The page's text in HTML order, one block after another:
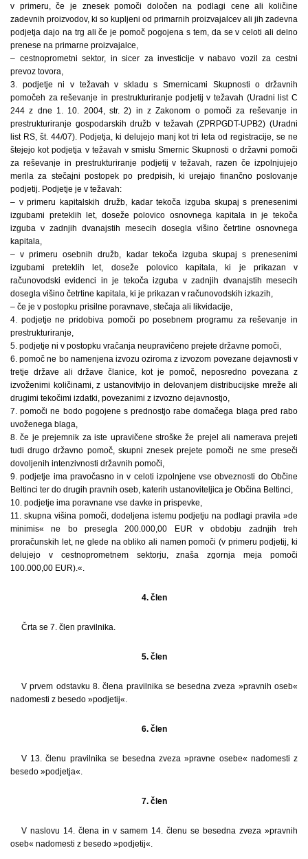
v primeru, če je znesek pomoči določen na podlagi cene ali količine
zadevnih proizvodov, ki so kupljeni od primarnih proizvajalcev ali jih zadevna
podjetja dajo na trg ali če je pomoč pogojena s tem, da se v celoti ali delno
prenese na primarne proizvajalce,
– cestnoprometni sektor, in sicer za investicije v nabavo vozil za cestni
prevoz tovora,
3. podjetje ni v težavah v skladu s Smernicami Skupnosti o državnih
pomočeh za reševanje in prestrukturiranje podjetij v težavah (Uradni list C
244 z dne 1. 10. 2004, str. 2) in z Zakonom o pomoči za reševanje in
prestrukturiranje gospodarskih družb v težavah (ZPRPGDT-UPB2) (Uradni
list RS, št. 44/07). Podjetja, ki delujejo manj kot tri leta od registracije, se ne
štejejo kot podjetja v težavah v smislu Smernic Skupnosti o državni pomoči
za reševanje in prestrukturiranje podjetij v težavah, razen če izpolnjujejo
merila za stečajni postopek po predpisih, ki urejajo finančno poslovanje
podjetij. Podjetje je v težavah:
– v primeru kapitalskih družb, kadar tekoča izguba skupaj s prenesenimi
izgubami preteklih let, doseže polovico osnovnega kapitala in je tekoča
izguba v zadnjih dvanajstih mesecih dosegla višino četrtine osnovnega
kapitala,
– v primeru osebnih družb, kadar tekoča izguba skupaj s prenesenimi
izgubami preteklih let, doseže polovico kapitala, ki je prikazan v
računovodski evidenci in je tekoča izguba v zadnjih dvanajstih mesecih
dosegla višino četrtine kapitala, ki je prikazan v računovodskih izkazih,
– če je v postopku prisilne poravnave, stečaja ali likvidacije,
4. podjetje ne pridobiva pomoči po posebnem programu za reševanje in
prestrukturiranje,
5. podjetje ni v postopku vračanja neupravičeno prejete državne pomoči,
6. pomoč ne bo namenjena izvozu oziroma z izvozom povezane dejavnosti v
tretje države ali države članice, kot je pomoč, neposredno povezana z
izvoženimi količinami, z ustanovitvijo in delovanjem distribucijske mreže ali
drugimi tekočimi izdatki, povezanimi z izvozno dejavnostjo,
7. pomoči ne bodo pogojene s prednostjo rabe domačega blaga pred rabo
uvoženega blaga,
8. če je prejemnik za iste upravičene stroške že prejel ali namerava prejeti
tudi drugo državno pomoč, skupni znesek prejete pomoči ne sme preseči
dovoljenih intenzivnosti državnih pomoči,
9. podjetje ima pravočasno in v celoti izpolnjene vse obveznosti do Občine
Beltinci ter do drugih pravnih oseb, katerih ustanoviteljica je Občina Beltinci,
10. podjetje ima poravnane vse davke in prispevke,
11. skupna višina pomoči, dodeljena istemu podjetju na podlagi pravila »de
minimis« ne bo presegla 200.000,00 EUR v obdobju zadnjih treh
proračunskih let, ne glede na obliko ali namen pomoči (v primeru podjetij, ki
delujejo v cestnoprometnem sektorju, znaša zgornja meja pomoči
100.000,00 EUR).«.
4. člen
Črta se 7. člen pravilnika.
5. člen
V prvem odstavku 8. člena pravilnika se besedna zveza »pravnih oseb«
nadomesti z besedo »podjetij«.
6. člen
V 13. členu pravilnika se besedna zveza »pravne osebe« nadomesti z
besedo »podjetja«.
7. člen
V naslovu 14. člena in v samem 14. členu se besedna zveza »pravnih
oseb« nadomesti z besedo »podjetij«.